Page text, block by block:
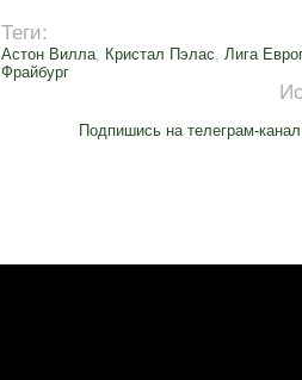
Теги:
Астон Вилла, Кристал Пэлас, Лига
Фрайбург
Подпишись на телеграм-